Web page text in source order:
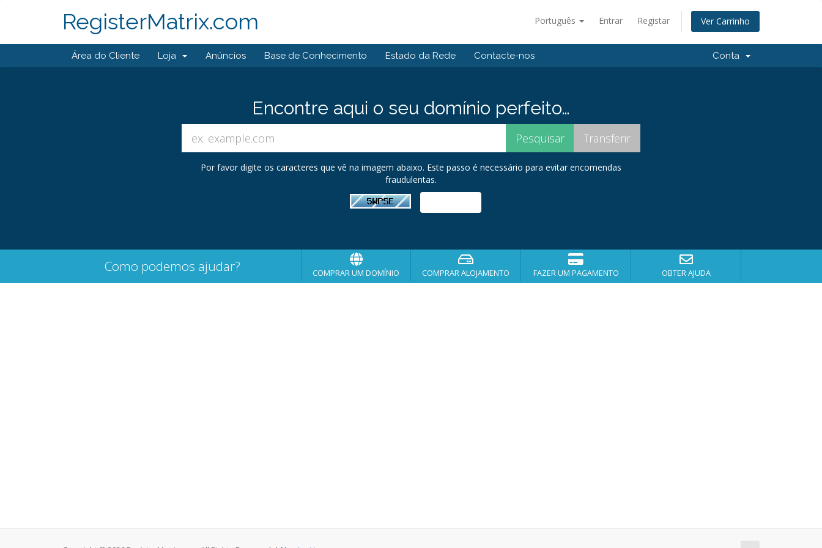
Português Entrar Registar Ver Carrinho
RegisterMatrix.com
Área do Cliente Loja Anúncios Base de Conhecimento Estado da Rede Contacte-nos Conta
Encontre aqui o seu domínio perfeito…
Por favor digite os caracteres que vê na imagem abaixo. Este passo é necessário para evitar encomendas
fraudulentas.
Como podemos ajudar? COMPRAR UM DOMÍNIO COMPRAR ALOJAMENTO FAZER UM PAGAMENTO OBTER AJUDA